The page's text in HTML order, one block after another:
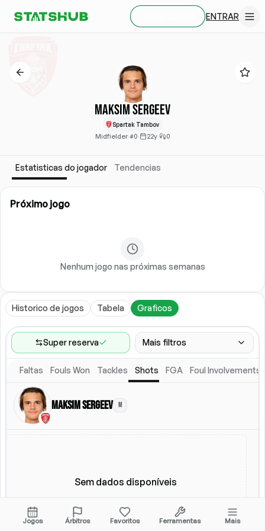
ENTRAR
Maksim Sergeev
Spartak Tambov
Midfielder·#0· 22y· 0
Estatisticas do jogador Tendencias
Próximo jogo
Nenhum jogo nas próximas semanas
Historico de jogos Tabela Graficos
Super reserva Mais filtros
Faixa de jogos
Ultimos 60 jogos
Competicoes
Ligas(2
Faltas Fouls Won Tackles Shots FGA Foul Involvements
Maksim Sergeev M
Sem dados disponíveis
Jogos Árbitros Favoritos Ferramentas Mais